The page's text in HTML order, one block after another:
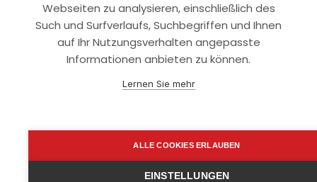
Datenschutz
support@smartkuendigen.de
Webseiten zu analysieren, einschließlich des
Such und Surfverlaufs, Suchbegriffen und Ihnen
auf Ihr Nutzungsverhalten angepasste
Informationen anbieten zu können.
Lernen Sie mehr
ALLE COOKIES ERLAUBEN
EINSTELLUNGEN